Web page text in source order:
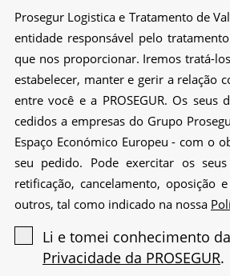
Prosegur Logistica e Tratamento de
entidade responsável pelo
que nos proporcionar. Iremos tratá-
estabelecer, manter e gerir a relação
entre você e a PROSEGUR. Os seus
cedidos a empresas do Grupo
Espaço Económico Europeu - com o
seu pedido. Pode exercitar os
retificação, cancelamento, oposição
outros, tal como indicado na nossa
Li e tomei conhecimento da
Privacidade da PROSEGUR.